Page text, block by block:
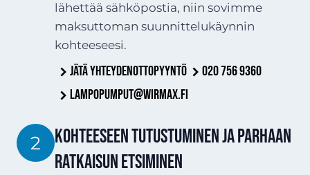
lähettää sähköpostia, niin sovimme
maksuttoman suunnittelukäynnin
kohteeseesi.
Jätä yhteydenottopyyntö
020 756 9360
lampopumput@wirmax.fi
2
Kohteeseen tutustuminen ja parhaan
ratkaisun etsiminen